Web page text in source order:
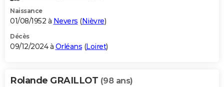
Naissance
01/08/1952 à Nevers (Nièvre)
Décès
09/12/2024 à Orléans (Loiret)
Rolande GRAILLOT (98 ans)